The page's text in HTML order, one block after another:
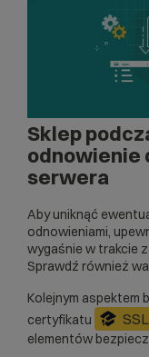
Sklep
odnowienie
serwera
Aby uniknąć
odnowieniami,
wygaśnie w trakcie
Sprawdź również
Kolejnym aspektem
certyfikatu
SSL
elementów